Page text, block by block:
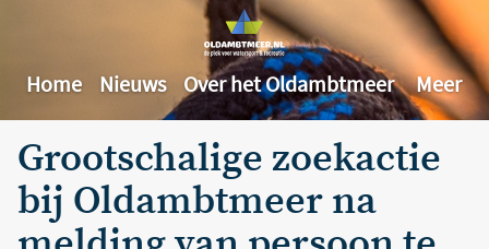
Home Nieuws Over het Oldambtmeer Meer
Grootschalige zoekactie
bij Oldambtmeer na